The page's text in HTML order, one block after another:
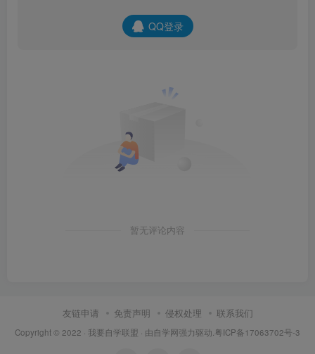
QQ登录
暂无评论内容
友链申请 免责声明 侵权处理 联系我们
Copyright © 2022 · 我要自学联盟 · 由自学网强力驱动. 粤ICP备17063702号-3